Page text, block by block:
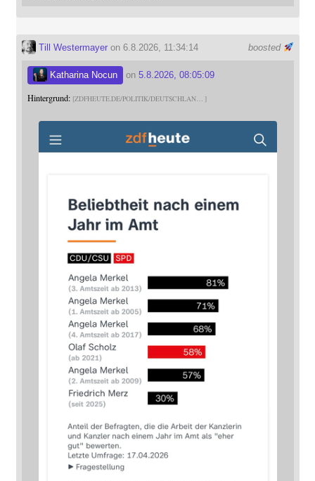
boosted
Till Westermayeron 6.8.2026, 11:34:14
Katharina Nocun on 5.8.2026, 08:05:09
Hintergrund: ZDFHEUTE.DE/POLITIK/DEUTSCHLAN